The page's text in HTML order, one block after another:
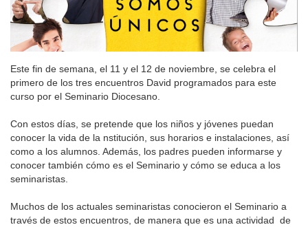
Este fin de semana, el 11 y el 12 de noviembre, se celebra el
primero de los tres encuentros David programados para este
curso por el Seminario Diocesano.
Con estos días, se pretende que los niños y jóvenes puedan
conocer la vida de la nstitución, sus horarios e instalaciones, así
como a los alumnos. Además, los padres pueden informarse y
conocer también cómo es el Seminario y cómo se educa a los
seminaristas.
Muchos de los actuales seminaristas conocieron el Seminario a
través de estos encuentros, de manera que es una actividad de